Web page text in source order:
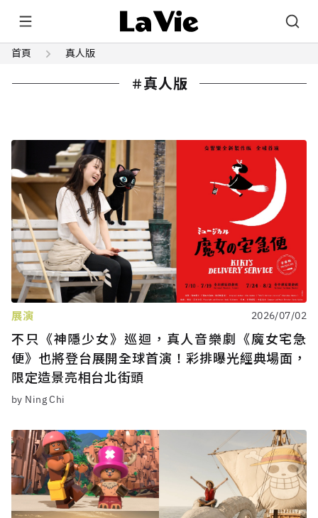
首頁 真人版
真人版
展演 2026/07/02
不只《神隱少女》巡迴，真人音樂劇《魔女宅急
便》也將登台展開全球首演！彩排曝光經典場面，
限定造景亮相台北街頭
by Ning Chi